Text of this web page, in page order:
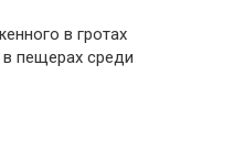
в гротах
пещерах среди